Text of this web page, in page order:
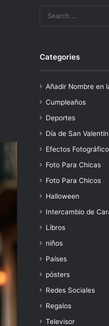
Categories
Añadir Nombre en
Cumpleaños
Deportes
Día de San Valentín
Efectos
Foto Para Chicas
Foto Para Chicos
Halloween
Intercambio de
Libros
niños
Países
pósters
Redes Sociales
Regalos
Televisor